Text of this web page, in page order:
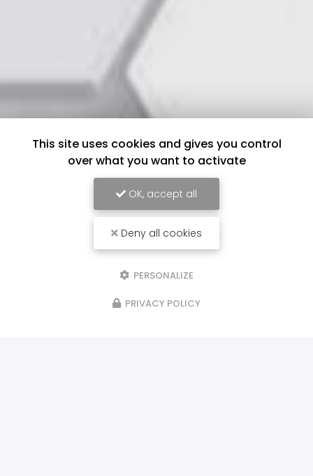
This site uses cookies and gives you control
over what you want to activate
OK, accept all
Deny all cookies
PERSONALIZE
PRIVACY POLICY